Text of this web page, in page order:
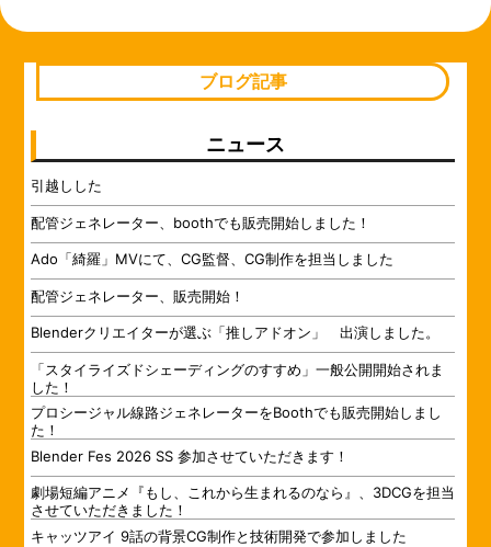
ブログ記事
ニュース
引越しした
配管ジェネレーター、boothでも販売開始しました！
Ado「綺羅」MVにて、CG監督、CG制作を担当しました
配管ジェネレーター、販売開始！
Blenderクリエイターが選ぶ「推しアドオン」 出演しました。
「スタイライズドシェーディングのすすめ」一般公開開始されま
した！
プロシージャル線路ジェネレーターをBoothでも販売開始しまし
た！
Blender Fes 2026 SS 参加させていただきます！
劇場短編アニメ『もし、これから生まれるのなら』、3DCGを担当
させていただきました！
キャッツアイ 9話の背景CG制作と技術開発で参加しました